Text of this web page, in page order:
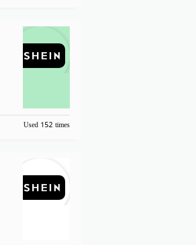
Used 152 times